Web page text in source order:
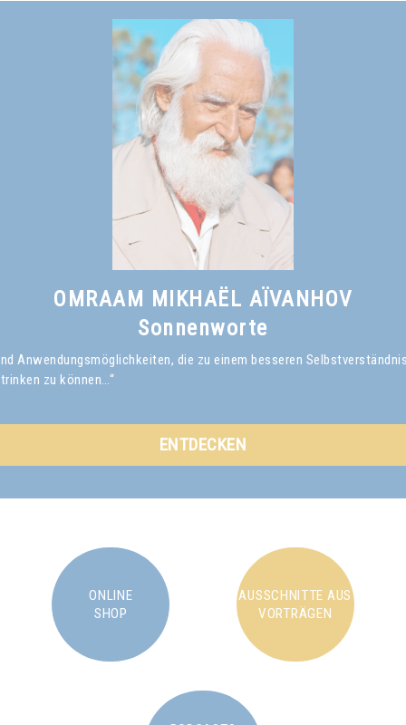
OMRAAM MIKHAËL AÏVANHOV
Sonnenworte
Anwendungsmöglichkeiten, die zu einem besseren
zu können…“
ENTDECKEN
ONLINE
SHOP
AUSSCHNITTE AUS
VORTRÄGEN